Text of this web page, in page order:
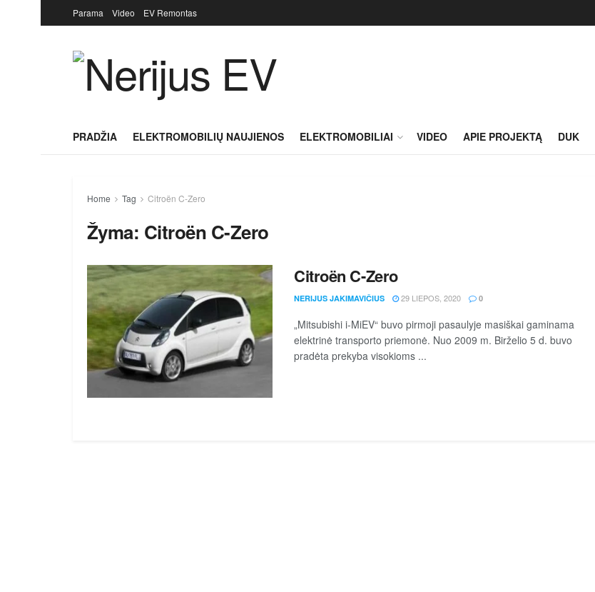
Parama Video EV Remontas
PRADŽIA ELEKTROMOBILIŲ NAUJIENOS ELEKTROMOBILIAI VIDEO APIE PROJEKTĄ DUK
Home Tag Citroën C-Zero
Žyma: Citroën C-Zero
Citroën C-Zero
NERIJUS JAKIMAVIČIUS 29 LIEPOS, 2020 0
„Mitsubishi i-MiEV“ buvo pirmoji pasaulyje masiškai gaminama
elektrinė transporto priemonė. Nuo 2009 m. Birželio 5 d. buvo
pradėta prekyba visokioms ...